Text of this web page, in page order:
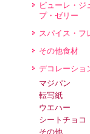
ピューレ・ジ
プ・ゼリー
スパイス・フ
その他食材
デコレーショ
マジパン
転写紙
ウエハー
シートチョコ
その他